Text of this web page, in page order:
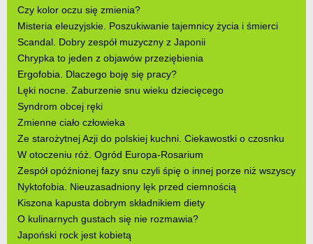
Czy kolor oczu się zmienia?
Misteria eleuzyjskie. Poszukiwanie tajemnicy życia i śmierci
Scandal. Dobry zespół muzyczny z Japonii
Chrypka to jeden z objawów przeziębienia
Ergofobia. Dlaczego boję się pracy?
Lęki nocne. Zaburzenie snu wieku dziecięcego
Syndrom obcej ręki
Zmienne ciało człowieka
Ze starożytnej Azji do polskiej kuchni. Ciekawostki o czosnku
W otoczeniu róż. Ogród Europa-Rosarium
Zespół opóźnionej fazy snu czyli śpię o innej porze niż wszyscy
Nyktofobia. Nieuzasadniony lęk przed ciemnością
Kiszona kapusta dobrym składnikiem diety
O kulinarnych gustach się nie rozmawia?
Japoński rock jest kobietą